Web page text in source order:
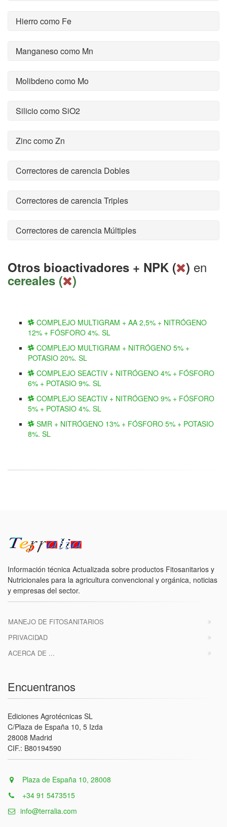
Hierro como Fe
Manganeso como Mn
Molibdeno como Mo
Silicio como SiO2
Zinc como Zn
Correctores de carencia Dobles
Correctores de carencia Triples
Correctores de carencia Múltiples
Otros bioactivadores + NPK ( ) en
cereales ( )
COMPLEJO MULTIGRAM + AA 2,5% + NITRÓGENO
12% + FÓSFORO 4%. SL
COMPLEJO MULTIGRAM + NITRÓGENO 5% +
POTASIO 20%. SL
COMPLEJO SEACTIV + NITRÓGENO 4% + FÓSFORO
6% + POTASIO 9%. SL
COMPLEJO SEACTIV + NITRÓGENO 9% + FÓSFORO
5% + POTASIO 4%. SL
SMR + NITRÓGENO 13% + FÓSFORO 5% + POTASIO
8%. SL
Información técnica Actualizada sobre productos Fitosanitarios y
Nutricionales para la agricultura convencional y orgánica, noticias
y empresas del sector.
MANEJO DE FITOSANITARIOS
PRIVACIDAD
ACERCA DE ...
Encuentranos
Ediciones Agrotécnicas SL
C/Plaza de España 10, 5 Izda
28008 Madrid
CIF.: B80194590
Plaza de España 10, 28008
+34 91 5473515
info@terralia.com